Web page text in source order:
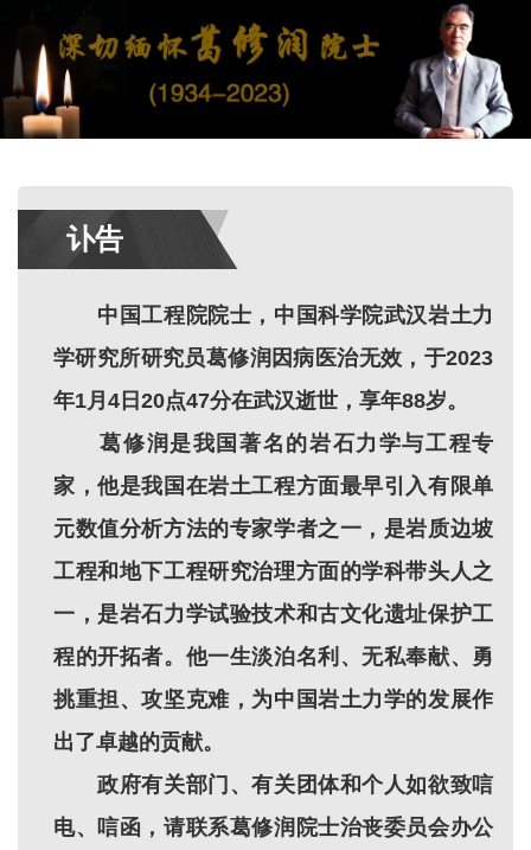
讣告
中国工程院院士，中国科学院武汉岩土力
学研究所研究员葛修润因病医治无效，于2023
年1月4日20点47分在武汉逝世，享年88岁。
葛修润是我国著名的岩石力学与工程专
家，他是我国在岩土工程方面最早引入有限单
元数值分析方法的专家学者之一，是岩质边坡
工程和地下工程研究治理方面的学科带头人之
一，是岩石力学试验技术和古文化遗址保护工
程的开拓者。他一生淡泊名利、无私奉献、勇
挑重担、攻坚克难，为中国岩土力学的发展作
出了卓越的贡献。
政府有关部门、有关团体和个人如欲致唁
电、唁函，请联系葛修润院士治丧委员会办公